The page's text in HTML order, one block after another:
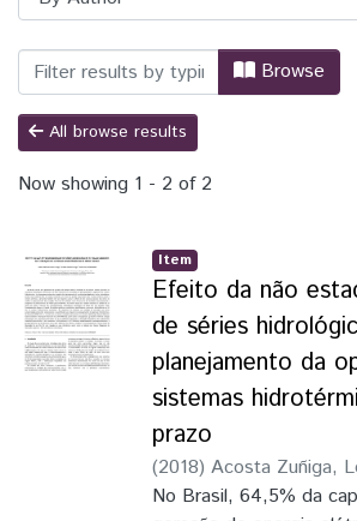
Browsing TCC - Browse
All browse results
Now showing 1 - 2 of 2
Item
Efeito da não
de séries
planejamento da
sistemas
prazo
(2018) Acosta Zuñiga,
Braga, Walber Ferreira;
No Brasil, 64,5% da